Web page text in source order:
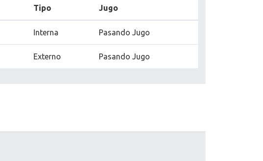
Tipo Jugo
Interna Pasando Jugo
Externo Pasando Jugo